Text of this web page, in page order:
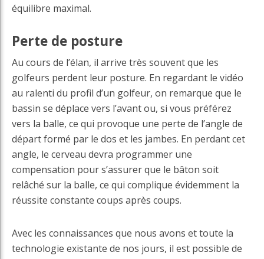
équilibre maximal.
Perte de posture
Au cours de l’élan, il arrive très souvent que les
golfeurs perdent leur posture. En regardant le vidéo
au ralenti du profil d’un golfeur, on remarque que le
bassin se déplace vers l’avant ou, si vous préférez
vers la balle, ce qui provoque une perte de l’angle de
départ formé par le dos et les jambes. En perdant cet
angle, le cerveau devra programmer une
compensation pour s’assurer que le bâton soit
relâché sur la balle, ce qui complique évidemment la
réussite constante coups après coups.
Avec les connaissances que nous avons et toute la
technologie existante de nos jours, il est possible de